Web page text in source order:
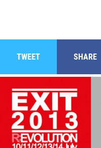
TWEET SHARE